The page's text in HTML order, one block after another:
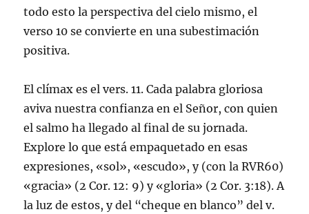
todo esto la perspectiva del cielo mismo, el
verso 10 se convierte en una subestimación
positiva.
El clímax es el vers. 11. Cada palabra gloriosa
aviva nuestra confianza en el Señor, con quien
el salmo ha llegado al final de su jornada.
Explore lo que está empaquetado en esas
expresiones, «sol», «escudo», y (con la RVR60)
«gracia» (2 Cor. 12: 9) y «gloria» (2 Cor. 3:18). A
la luz de estos, y del “cheque en blanco” del v.